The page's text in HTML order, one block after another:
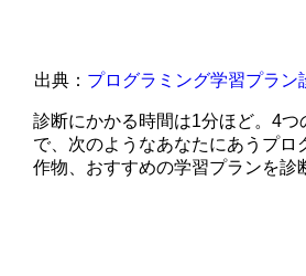
出典： プログラミング学習プラン
診断にかかる時間は1分ほど。4つ
で、次のようなあなたにあうプロ
作物、おすすめの学習プランを診